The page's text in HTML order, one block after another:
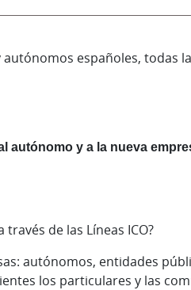
españoles, todas
autónomo y a la nueva
de las Líneas ICO?
autónomos, entidades
los particulares y las